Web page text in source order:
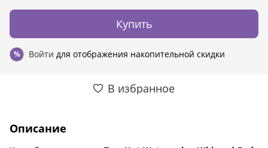
Купить
% Войти для отображения накопительной скидки
В избранное
Описание